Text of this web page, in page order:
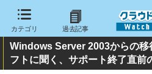
カテゴリ 過去記事
Windows Server 2003からの
フトに聞く、サポート終了直前